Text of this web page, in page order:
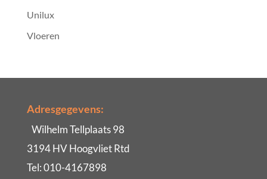
Unilux
Vloeren
Adresgegevens:
Wilhelm Tellplaats 98
3194 HV Hoogvliet Rtd
Tel: 010-4167898